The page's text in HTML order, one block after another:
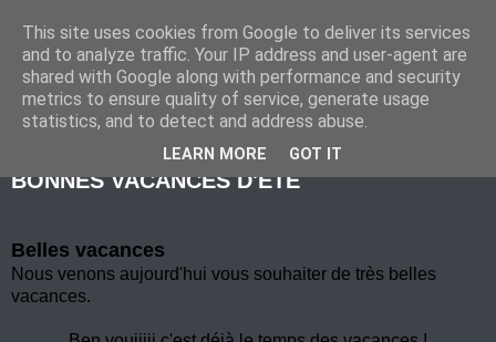
Marche Nordique au RIF
mercredi 6 juillet 2016
BONNES VACANCES D'ETE
Belles vacances
Nous venons aujourd'hui vous souhaiter de très belles
vacances.
This site uses cookies from Google to deliver its services
and to analyze traffic. Your IP address and user-agent are
shared with Google along with performance and security
metrics to ensure quality of service, generate usage
statistics, and to detect and address abuse.
LEARN MORE GOT IT